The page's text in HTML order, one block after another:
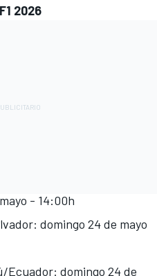
2026
- 14:00h
domingo 24 de mayo
Ecuador: domingo 24 de